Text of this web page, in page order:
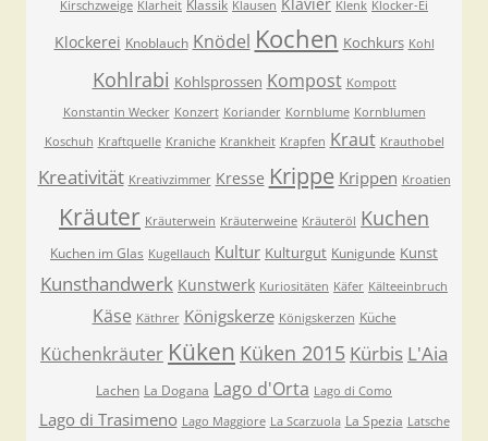
Kirschzweige Klarheit Klassik Klausen Klenk Klocker-Ei
Klockerei Knoblauch Knödel Kochen Kochkurs Kohl
Kohlrabi Kohlsprossen Kompost Kompott
Konstantin Wecker Konzert Koriander Kornblume Kornblumen
Koschuh Kraftquelle Kraniche Krankheit Krapfen Kraut Krauthobel
Kreativität Kreativzimmer Kresse Krippe Krippen Kroatien
Kräuter Kräuterwein Kräuterweine Kräuteröl Kuchen
Kuchen im Glas Kugellauch Kultur Kulturgut Kunigunde Kunst
Kunsthandwerk Kunstwerk Kuriositäten Käfer Kälteeinbruch
Käse Käthrer Königskerze Königskerzen Küche
Küchenkräuter Küken Küken 2015 Kürbis L'Aia
Lachen La Dogana Lago d'Orta Lago di Como
Lago di Trasimeno Lago Maggiore La Scarzuola La Spezia Latsche